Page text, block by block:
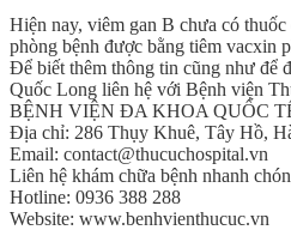
Hiện nay, viêm gan B chưa có
phòng bệnh được bằng tiêm vacxin
Để biết thêm thông tin cũng như để
Quốc Long liên hệ với Bệnh viện
BỆNH VIỆN ĐA KHOA QUỐC
Địa chỉ: 286 Thụy Khuê, Tây Hồ,
Email: contact@thucuchospital.vn
Liên hệ khám chữa bệnh nhanh
Hotline: 0936 388 288
Website: www.benhvienthucuc.vn